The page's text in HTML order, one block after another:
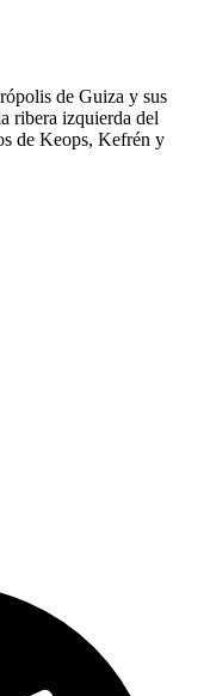
de Guiza y sus
ribera izquierda del
de Keops, Kefrén y